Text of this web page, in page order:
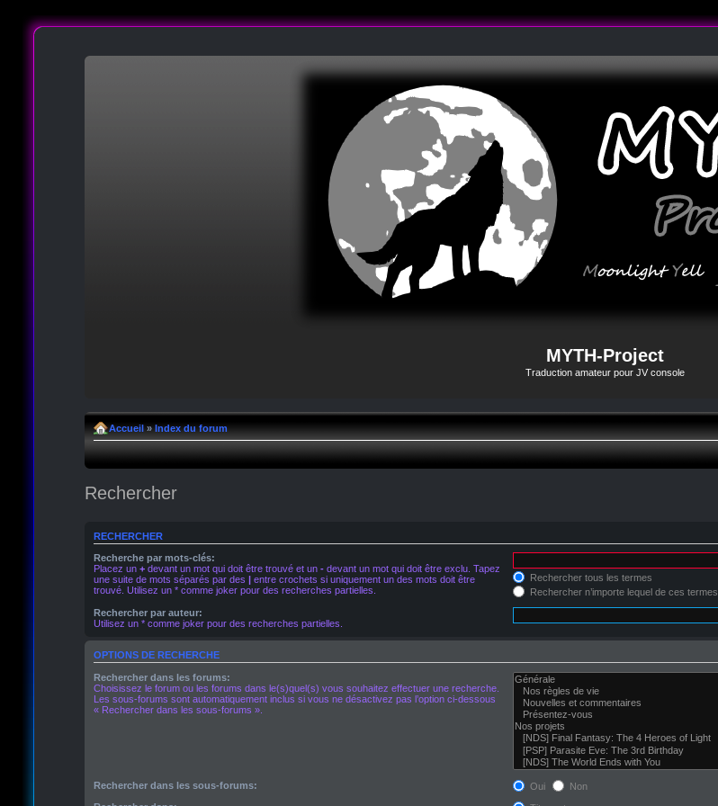
MYTH-Project
Traduction amateur pour JV console
Accueil» Index du forum
Rechercher
RECHERCHER
Recherche par mots-clés:
Placez un +devant un mot qui doit être trouvé et un -devant un mot qui doit être exclu. Tapez
une suite de mots séparés par des |entre crochets si uniquement un des mots doit être
trouvé. Utilisez un * comme joker pour des recherches partielles.
Rechercher tous les termes
Rechercher n’importe lequel de ces termes
Rechercher par auteur:
Utilisez un * comme joker pour des recherches partielles.
OPTIONS DE RECHERCHE
Rechercher dans les forums:
Choisissez le forum ou les forums dans le(s)quel(s) vous souhaitez effectuer une recherche.
Les sous-forums sont automatiquement inclus si vous ne désactivez pas l’option ci-dessous
« Rechercher dans les sous-forums ».
Rechercher dans les sous-forums: Oui
Non